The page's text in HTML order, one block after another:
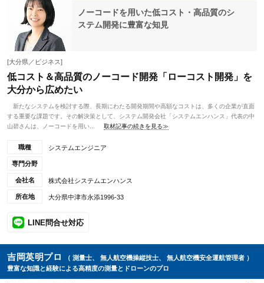
ノーコードを用いた低コスト・高品質のシ
ステム開発に豊富な知見
[大分県／ビジネス]
低コスト＆高品質のノーコード開発「ローコスト開発」を
大分から広めたい
新たなシステムを検討する際、長期にわたる開発期間や高額なコストは、多くの企業が直面
する重要な課題です。その解決策として、システム開発会社「システムエンハンス」代表の中
山碧さんは、ノーコードを用い...
取材記事の続きを見る≫
職種 システムエンジニア
専門分野
会社名 株式会社システムエンハンス
所在地 大分県中津市永添1996-33
LINE問合せ対応
吉岡英明プロ
（ 測量士、 無人航空機操縦技士、 無人航空機安全運航管理者 ）
豊富な知識と経験による高精度の測量とドローンのプロ